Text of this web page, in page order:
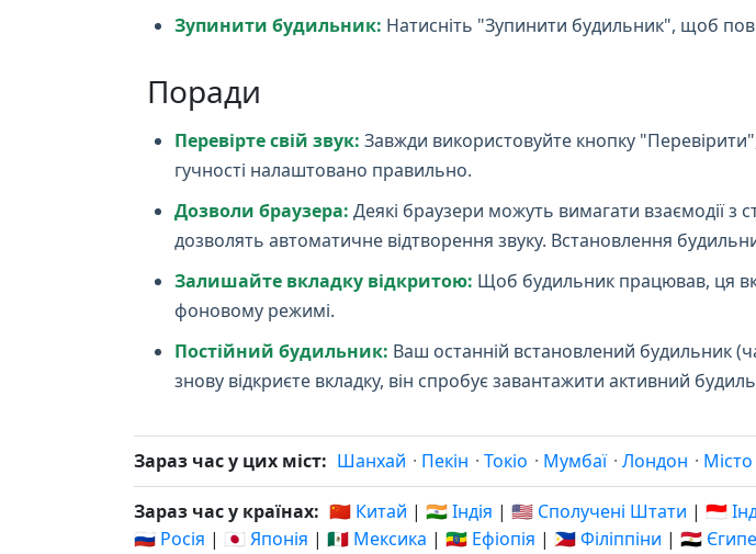
Зупинити будильник: Натисніть "Зупинити будильник", щоб
Поради
Перевірте свій звук: Завжди використовуйте кнопку
гучності налаштовано правильно.
Дозволи браузера: Деякі браузери можуть вимагати взаємодії
дозволять автоматичне відтворення звуку. Встановлення
Залишайте вкладку відкритою: Щоб будильник працював, ця
фоновому режимі.
Постійний будильник: Ваш останній встановлений будильник
знову відкриєте вкладку, він спробує завантажити активний
Зараз час у цих міст: Шанхай · Пекін · Токіо · Мумбаї · Лондон ·
Зараз час у країнах: 🇨🇳 Китай | 🇮🇳 Індія | 🇺🇸 Сполучені Штати | 🇮🇩
🇷🇺 Росія | 🇯🇵 Японія | 🇲🇽 Мексика | 🇪🇹 Ефіопія | 🇵🇭 Філіппіни | 🇪🇬